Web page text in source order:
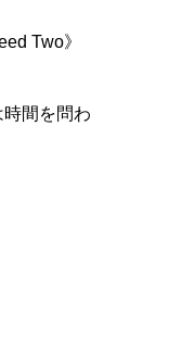
Two》
間を問わ